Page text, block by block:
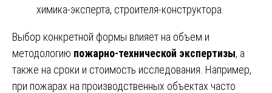
химика-эксперта, строителя-конструктора.
Выбор конкретной формы влияет на объем и
методологию пожарно-технической экспертизы, а
также на сроки и стоимость исследования. Например,
при пожарах на производственных объектах часто